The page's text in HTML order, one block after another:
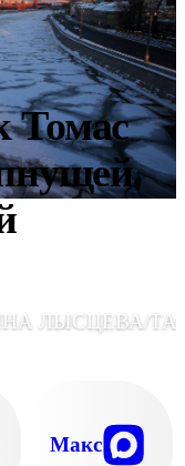
Томас
ЛЫСЦЕВА/
Макс